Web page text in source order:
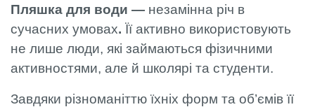
Пляшка для води — незамінна річ в
сучасних умовах. Її активно використовують
не лише люди, які займаються фізичними
активностями, але й школярі та студенти.
Завдяки різноманіттю їхніх форм та об’ємів її